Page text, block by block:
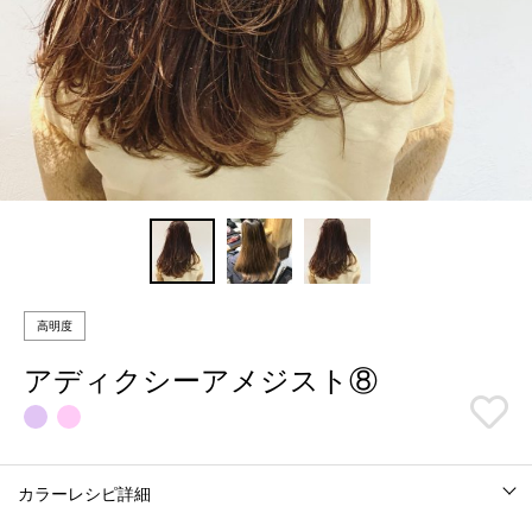
高明度
アディクシーアメジスト⑧
カラーレシピ詳細